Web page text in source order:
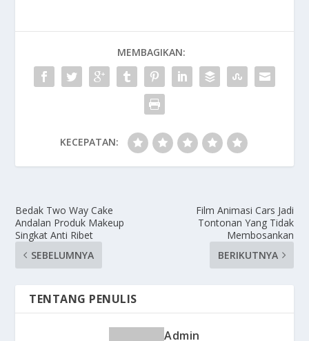
MEMBAGIKAN:
KECEPATAN:
Bedak Two Way Cake
Andalan Produk Makeup
Singkat Anti Ribet
SEBELUMNYA
Film Animasi Cars Jadi
Tontonan Yang Tidak
Membosankan
BERIKUTNYA
TENTANG PENULIS
Admin